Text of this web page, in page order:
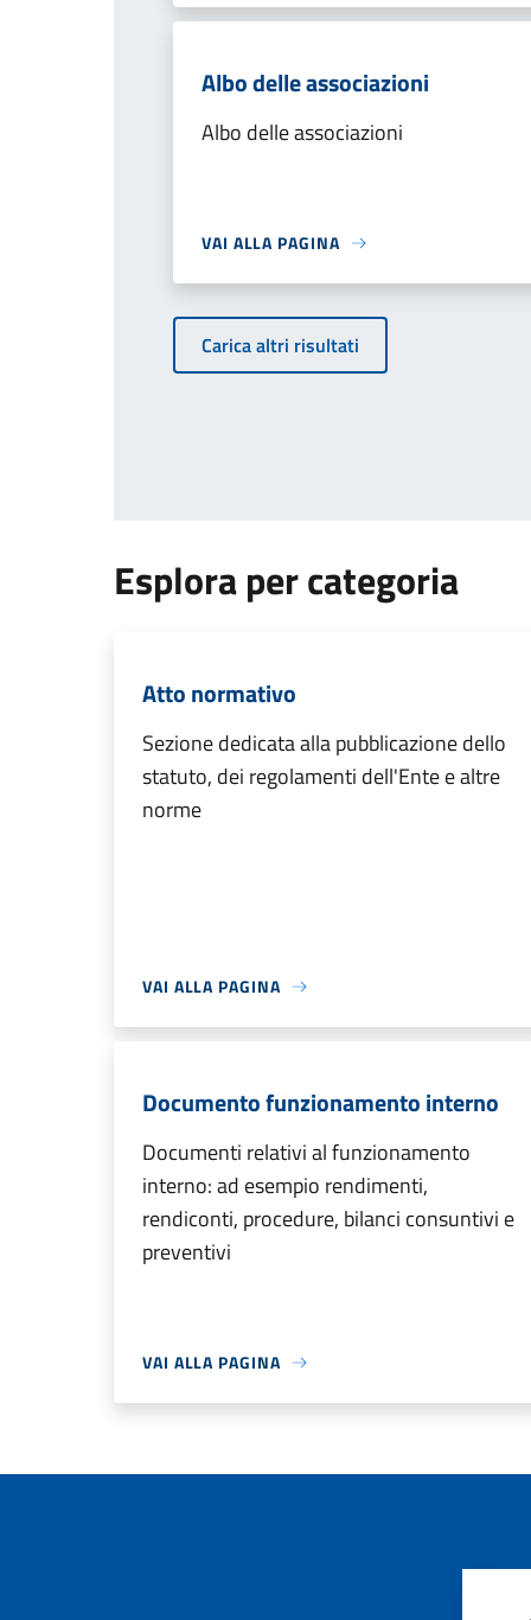
Albo delle associazioni
Albo delle associazioni
VAI ALLA PAGINA
Carica altri risultati
Esplora per categoria
Atto normativo
Sezione dedicata alla pubblicazione dello
statuto, dei regolamenti dell'Ente e altre
norme
VAI ALLA PAGINA
Documento funzionamento interno
Documenti relativi al funzionamento
interno: ad esempio rendimenti,
rendiconti, procedure, bilanci consuntivi e
preventivi
VAI ALLA PAGINA